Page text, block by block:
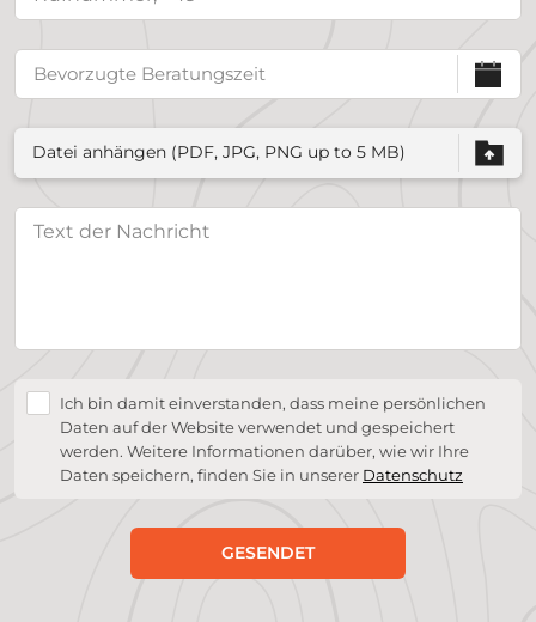
Datei anhängen (PDF, JPG, PNG up to 5 MB)
Ich bin damit einverstanden, dass meine persönlichen
Daten auf der Website verwendet und gespeichert
werden. Weitere Informationen darüber, wie wir Ihre
Daten speichern, finden Sie in unserer Datenschutz
GESENDET